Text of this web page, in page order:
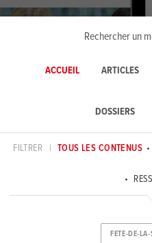
ACCUEIL ARTICLES
DOSSIERS
FILTRER | TOUS LES CONTENUS
FETE-DE-